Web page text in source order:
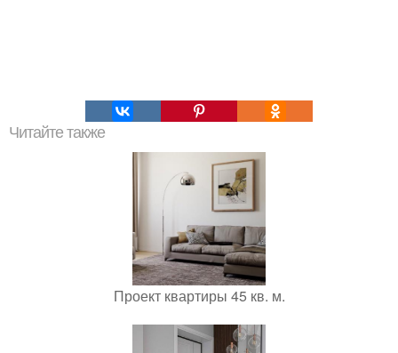
Читайте также
Проект квартиры 45 кв. м.